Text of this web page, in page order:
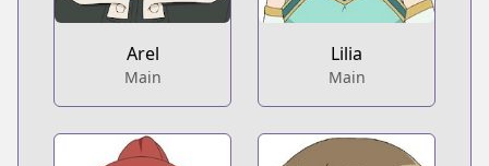
Arel
Main
Lilia
Main